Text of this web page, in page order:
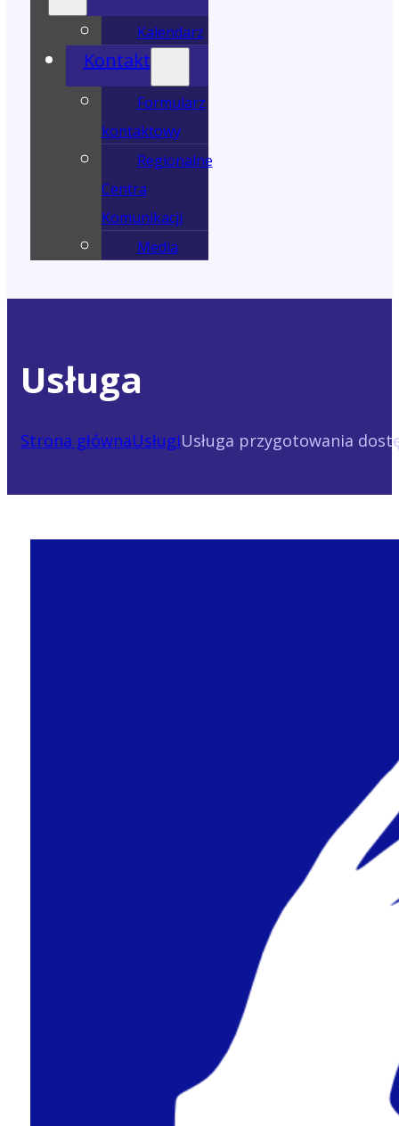
Kalendarz
Kontakt
Formularz
kontaktowy
Regionalne
Centra
Komunikacji
Media
Usługa
Strona głównaUsługiUsługa przygotowania